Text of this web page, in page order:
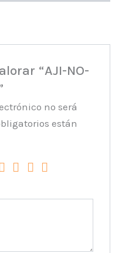
“AJI-NO-
no será
están